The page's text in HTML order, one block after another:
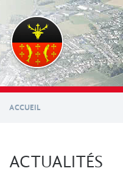
contenu
principal
ACCUEIL
ACTUALITÉS